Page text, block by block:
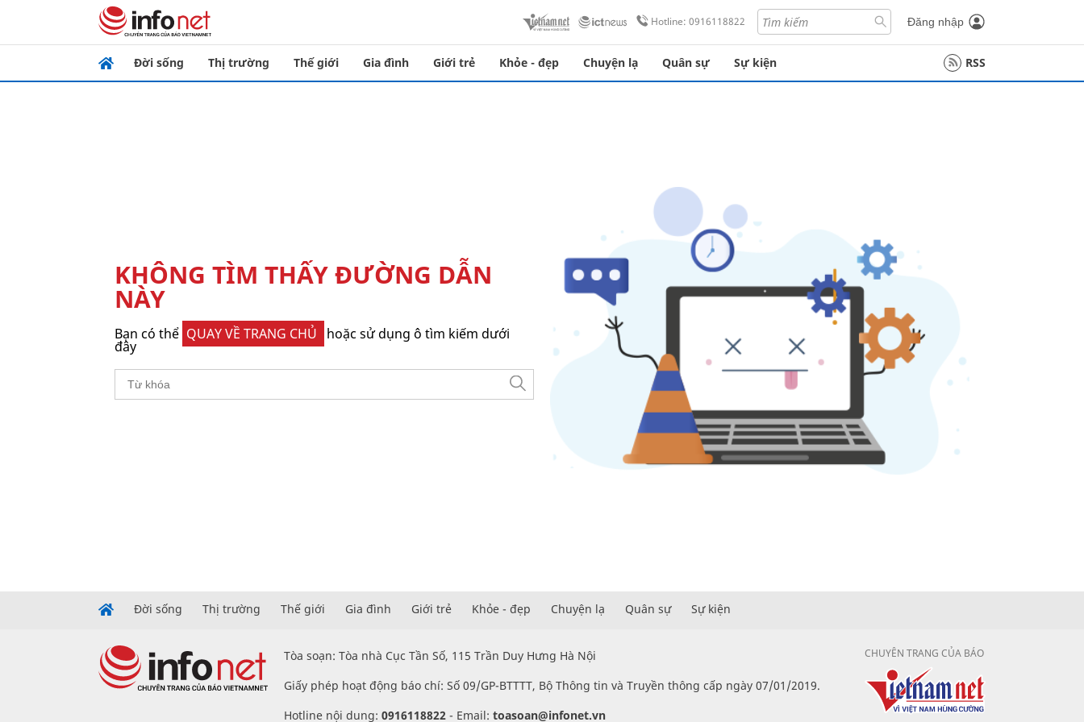
Hotline: 0916118822 Đăng nhập
Đời sống Thị trường Thế giới Gia đình Giới trẻ Khỏe - đẹp Chuyện lạ Quân sự Sự kiện RSS
KHÔNG TÌM THẤY ĐƯỜNG DẪN
NÀY
Bạn có thể QUAY VỀ TRANG CHỦ hoặc sử dụng ô tìm kiếm dưới
đây
Đời sống Thị trường Thế giới Gia đình Giới trẻ Khỏe - đẹp Chuyện lạ Quân sự Sự kiện
Tòa soạn: Tòa nhà Cục Tần Số, 115 Trần Duy Hưng Hà Nội
Giấy phép hoạt động báo chí: Số 09/GP-BTTTT, Bộ Thông tin và Truyền thông cấp ngày 07/01/2019.
Hotline nội dung: 0916118822 - Email: toasoan@infonet.vn
CHUYÊN TRANG CỦA BÁO